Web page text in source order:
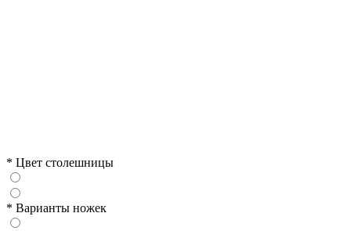
* Цвет столешницы
* Варианты ножек